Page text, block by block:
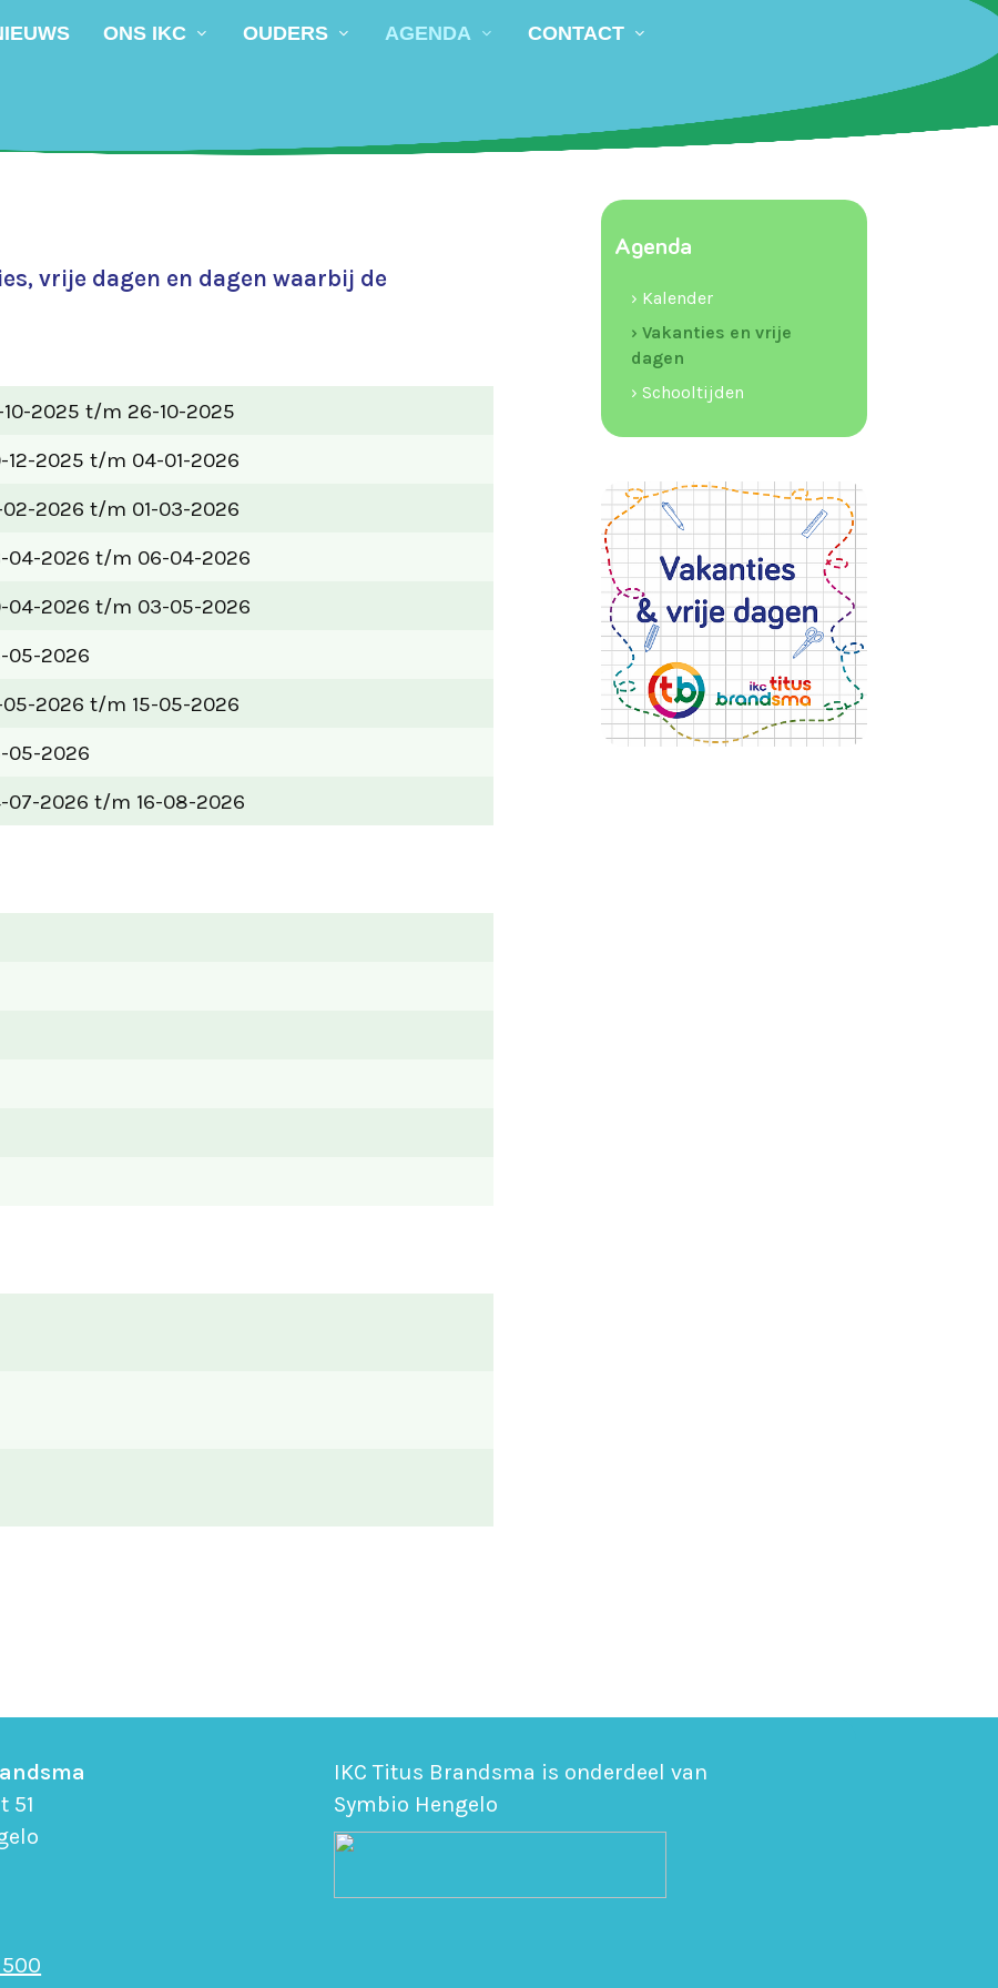
ONS IKC OUDERS AGENDA CONTACT
vrije dagen en dagen waarbij de
10-2025 t/m 26-10-2025
12-2025 t/m 04-01-2026
02-2026 t/m 01-03-2026
04-2026 t/m 06-04-2026
04-2026 t/m 03-05-2026
05-2026
05-2026 t/m 15-05-2026
05-2026
07-2026 t/m 16-08-2026
Agenda
› Kalender
› Vakanties en vrije
dagen
› Schooltijden
51
IKC Titus Brandsma is onderdeel van
Symbio Hengelo